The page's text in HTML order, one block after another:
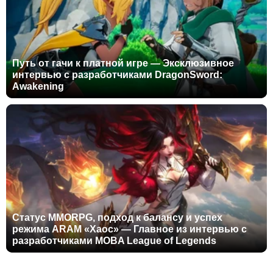
Путь от гачи к платной игре — Эксклюзивное
интервью с разработчиками DragonSword:
Awakening
Статус MMORPG, подход к балансу и успех
режима ARAM «Хаос» — Главное из интервью с
разработчиками MOBA League of Legends